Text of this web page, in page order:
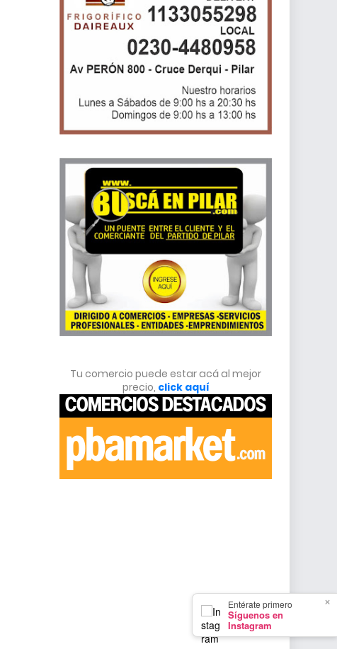
Tu comercio puede estar acá al mejor
precio, click aquí
×
Entérate primero
Síguenos en
Instagram